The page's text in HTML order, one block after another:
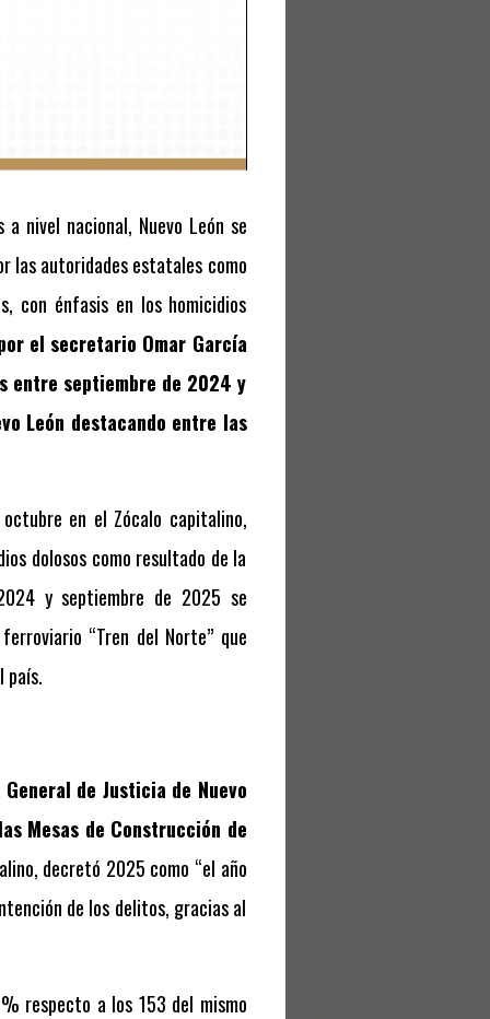
nivel nacional, Nuevo León se
las autoridades estatales como
con énfasis en los homicidios
el secretario Omar García
entre septiembre de 2024 y
León destacando entre las
en el Zócalo capitalino,
dolosos como resultado de la
y septiembre de 2025 se
“Tren del Norte” que
país.
de Justicia de Nuevo
Mesas de Construcción de
decretó 2025 como “el año
de los delitos, gracias al
respecto a los 153 del mismo